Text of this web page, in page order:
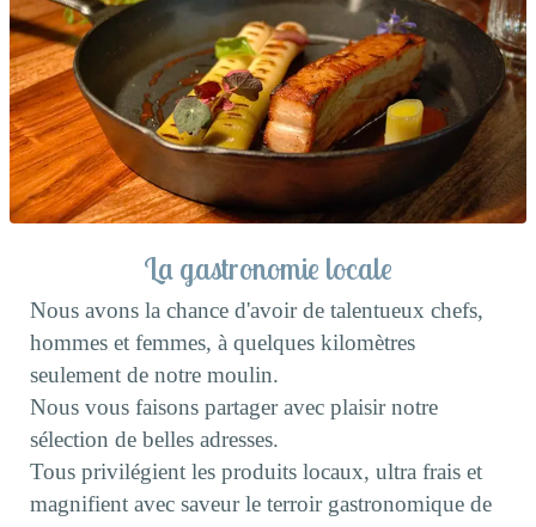
La gastronomie locale
Nous avons la chance d'avoir de talentueux chefs,
hommes et femmes, à quelques kilomètres
seulement de notre moulin.
Nous vous faisons partager avec plaisir notre
sélection de belles adresses.
Tous privilégient les produits locaux, ultra frais et
magnifient avec saveur le terroir gastronomique de